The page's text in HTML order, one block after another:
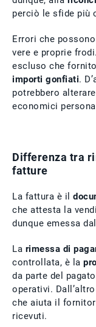
perciò le sfide più
Errori che
vere e proprie
escluso che
importi gonfiati.
potrebbero
economici
Differenza tra
fatture
La fattura è il
che attesta la
dunque emessa
La rimessa di
controllata, è la
da parte del
operativi.
che aiuta il
ricevuti.